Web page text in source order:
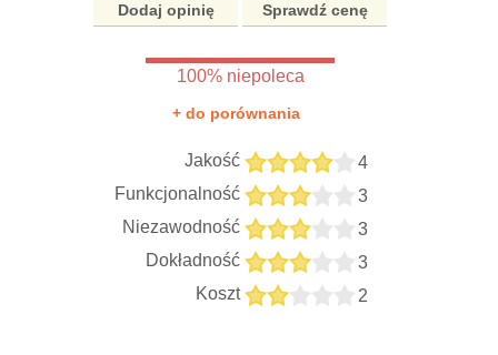
Dodaj opinię Sprawdź cenę
100% niepoleca
+ do porównania
Jakość
4
Funkcjonalność
3
Niezawodność
3
Dokładność
3
Koszt
2